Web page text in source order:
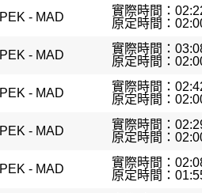
PEK - MAD
實際時間：
原定時間：
PEK - MAD
實際時間：
原定時間：
PEK - MAD
實際時間：
原定時間：
PEK - MAD
實際時間：
原定時間：
PEK - MAD
實際時間：
原定時間：